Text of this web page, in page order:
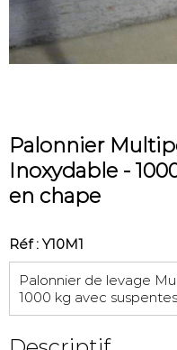
Palonnier
Inoxydable -
en chape
Réf : Y10M1
Palonnier de levage
1000 kg avec